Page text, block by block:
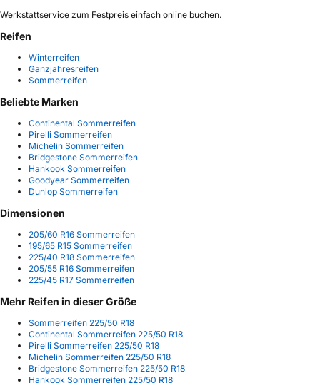
Werkstattservice zum Festpreis einfach online buchen.
Reifen
Winterreifen
Ganzjahresreifen
Sommerreifen
Beliebte Marken
Continental Sommerreifen
Pirelli Sommerreifen
Michelin Sommerreifen
Bridgestone Sommerreifen
Hankook Sommerreifen
Goodyear Sommerreifen
Dunlop Sommerreifen
Dimensionen
205/60 R16 Sommerreifen
195/65 R15 Sommerreifen
225/40 R18 Sommerreifen
205/55 R16 Sommerreifen
225/45 R17 Sommerreifen
Mehr Reifen in dieser Größe
Sommerreifen 225/50 R18
Continental Sommerreifen 225/50 R18
Pirelli Sommerreifen 225/50 R18
Michelin Sommerreifen 225/50 R18
Bridgestone Sommerreifen 225/50 R18
Hankook Sommerreifen 225/50 R18